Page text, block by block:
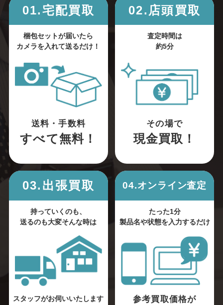
01.宅配買取
梱包セットが届いたら
カメラを入れて送るだけ！
送料・手数料
すべて無料！
02.店頭買取
査定時間は
約5分
その場で
現金買取！
03.出張買取
持っていくのも、
送るのも大変そんな時は
スタッフがお伺いいたします
04.オンライン査定
たった1分
製品名や状態を入力するだけ
参考買取価格が